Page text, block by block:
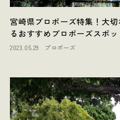
宮崎県プロポーズ特集！大
るおすすめプロポーズスポッ
2023.05.29 プロポーズ